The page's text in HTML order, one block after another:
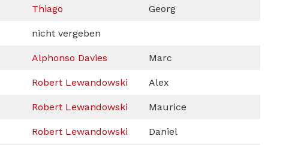
Thiago Georg
nicht vergeben
Alphonso Davies Marc
Robert Lewandowski Alex
Robert Lewandowski Maurice
Robert Lewandowski Daniel